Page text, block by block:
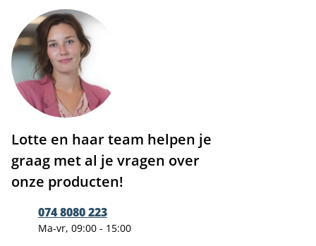
Lotte en haar team helpen je
graag met al je vragen over
onze producten!
074 8080 223
Ma-vr, 09:00 - 15:00